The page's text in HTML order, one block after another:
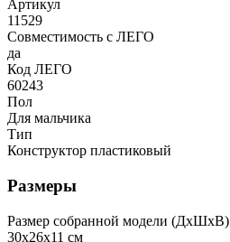
Артикул
11529
Совместимость с ЛЕГО
да
Код ЛЕГО
60243
Пол
Для мальчика
Тип
Конструктор пластиковый
Размеры
Размер собранной модели (ДxШxВ)
30x26x11 см